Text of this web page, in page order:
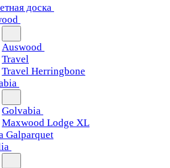
доска
Auswood
Travel
Travel Herringbone
Golvabia
Maxwood Lodge XL
Galparquet